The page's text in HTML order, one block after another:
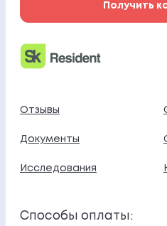
Получить
Отзывы
Документы
Исследования
Способы оплаты: